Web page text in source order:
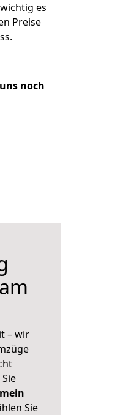
es
Preise
noch
– wir
Sie